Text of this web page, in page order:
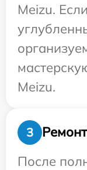
Meizu.
Meizu.
3
После